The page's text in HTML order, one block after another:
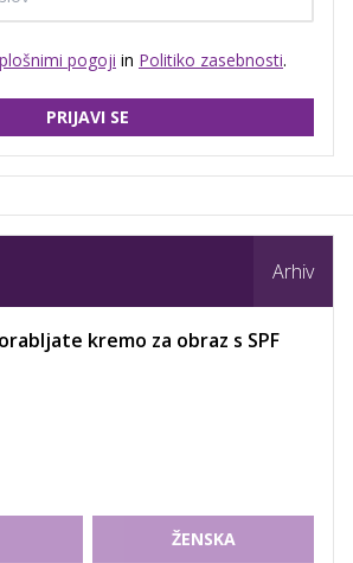
pogoji in Politiko zasebnosti.
PRIJAVI SE
Arhiv
kremo za obraz s SPF
ŽENSKA